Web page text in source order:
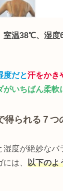
室温38℃、湿度
度だと汗をかき
がいちばん柔軟
得られる７つ
湿度が絶妙なバ
は、 以下のよ